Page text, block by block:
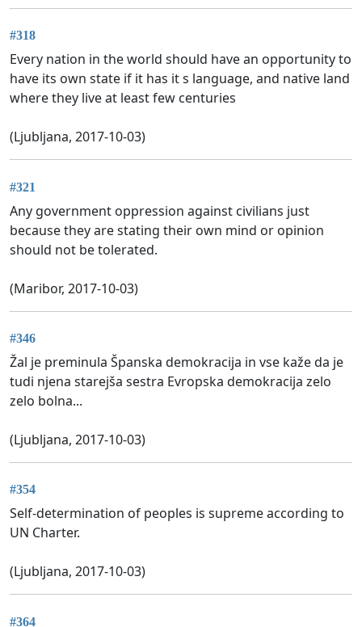
#318
Every nation in the world should have an opportunity to
have its own state if it has it s language, and native land
where they live at least few centuries
(Ljubljana, 2017-10-03)
#321
Any government oppression against civilians just
because they are stating their own mind or opinion
should not be tolerated.
(Maribor, 2017-10-03)
#346
Žal je preminula Španska demokracija in vse kaže da je
tudi njena starejša sestra Evropska demokracija zelo
zelo bolna...
(Ljubljana, 2017-10-03)
#354
Self-determination of peoples is supreme according to
UN Charter.
(Ljubljana, 2017-10-03)
#364